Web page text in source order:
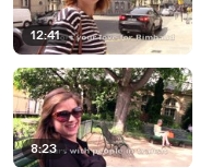
12:41
8:23